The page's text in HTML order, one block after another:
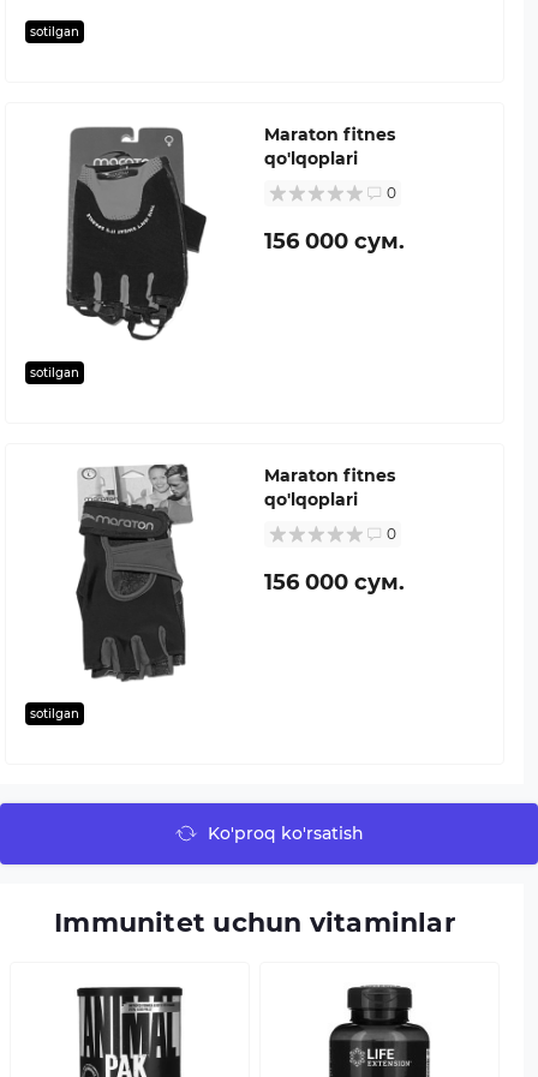
sotilgan
sotilgan
Maraton fitnes
qo'lqoplari
0
156 000 сум.
sotilgan
Maraton fitnes
qo'lqoplari
0
156 000 сум.
Ko'proq ko'rsatish
Immunitet uchun vitaminlar